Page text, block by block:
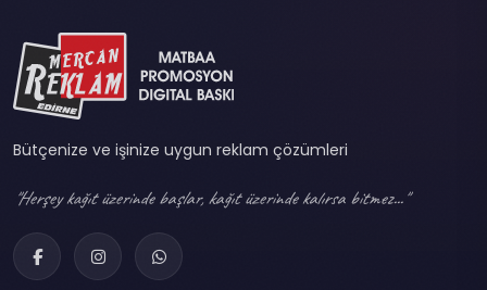
Bütçenize ve işinize uygun reklam çözümleri
"Herşey kağıt üzerinde başlar, kağıt üzerinde kalırsa bitmez..."